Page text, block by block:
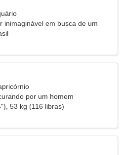
inimaginável em busca de um
apaixonado
por um homem
53 kg (116 libras)